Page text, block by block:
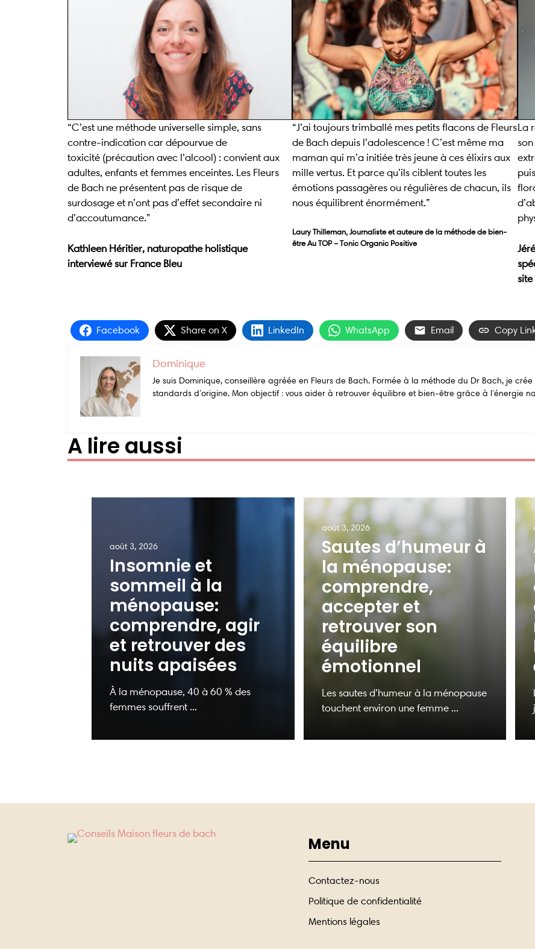
“C’est une méthode universelle simple, sans
contre-indication car dépourvue de
toxicité (précaution avec l’alcool) : convient aux
adultes, enfants et femmes enceintes. Les Fleurs
de Bach ne présentent pas de risque de
surdosage et n’ont pas d’effet secondaire ni
d’accoutumance.”
Kathleen Héritier, naturopathe holistique
interviewé sur France Bleu
“J’ai toujours trimballé mes petits flacons de Fleurs
de Bach depuis l’adolescence ! C’est même ma
maman qui m’a initiée très jeune à ces élixirs aux
mille vertus. Et parce qu’ils ciblent toutes les
émotions passagères ou régulières de chacun, ils
nous équilibrent énormément.”
Laury Thilleman, Journaliste et auteure de la méthode de bien-
être Au TOP – Tonic Organic Positive
La
Facebook Share on X LinkedIn WhatsApp Email Copy
Dominique
Je suis Dominique, conseillère agréée en Fleurs de Bach. Formée à la méthode du Dr Bach, je
standards d’origine. Mon objectif : vous aider à retrouver équilibre et bien-être grâce à l’énergie
A lire aussi
août 3, 2026
Insomnie et
sommeil à la
ménopause:
comprendre, agir
et retrouver des
nuits apaisées
À la ménopause, 40 à 60 % des
femmes souffrent ...
août 3, 2026
Sautes d’humeur à
la ménopause:
comprendre,
accepter et
retrouver son
équilibre
émotionnel
Les sautes d’humeur à la ménopause
touchent environ une femme ...
Menu
Contactez-nous
Politique de confidentialité
Mentions légales